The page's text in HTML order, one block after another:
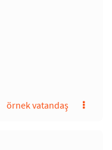
örnek vatandaş